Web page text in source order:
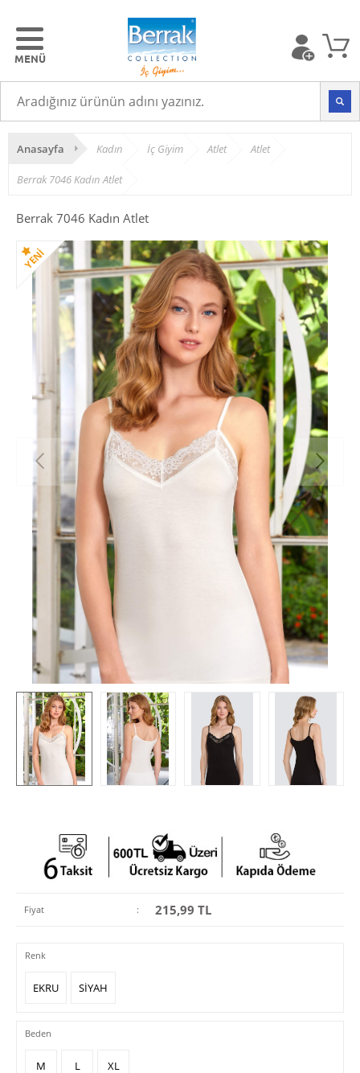
Anasayfa Kadın İç Giyim Atlet Atlet
Berrak 7046 Kadın Atlet
Berrak 7046 Kadın Atlet
Fiyat : 215,99 TL
Renk
EKRU SİYAH
Beden
M L XL